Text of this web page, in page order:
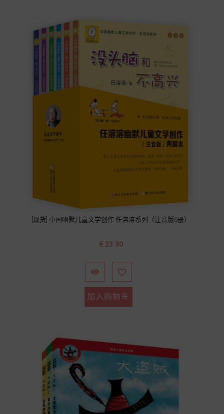
[现货] 中国幽默儿童文学创作 任溶溶系列（注音版6册）
价
€ 23.90
 
加入购物车